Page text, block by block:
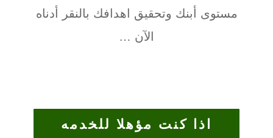
مستوى أبنك وتحقيق اهدافك بالنقر أدناه
الآن …
اذا كنت مؤهلا للخدمه